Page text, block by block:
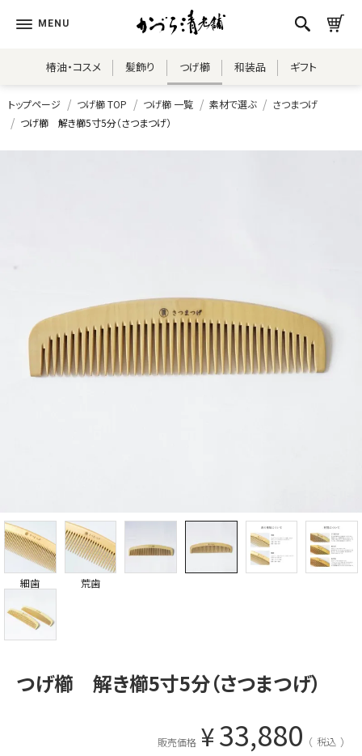
椿油・コスメ 髪飾り つげ櫛 和装品 ギフト
トップページ つげ櫛 TOP つげ櫛 一覧 素材で選ぶ
さつまつげ
つげ櫛 解き櫛5寸5分（さつまつげ）
細歯 荒歯
つげ櫛 解き櫛5寸5分（さつまつげ）
販売価格 ¥33,880 税込